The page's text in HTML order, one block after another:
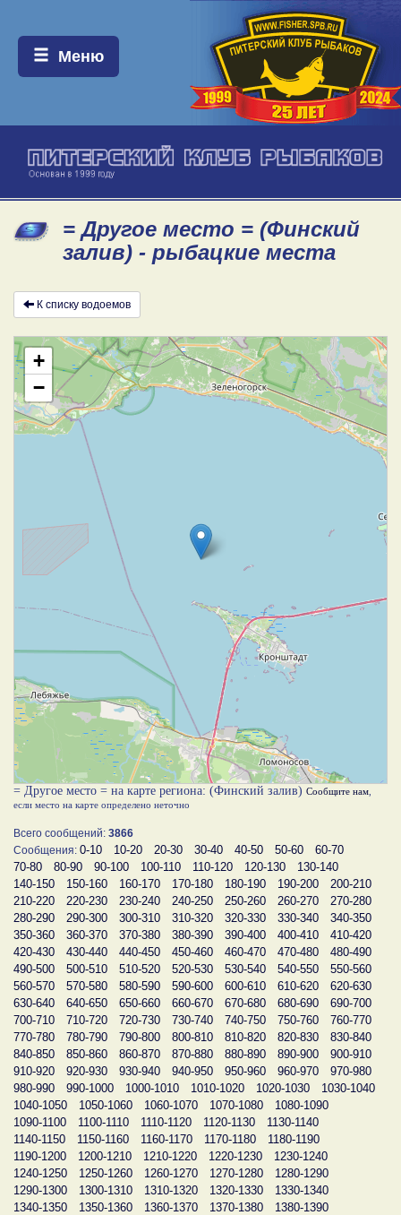
Меню:
Меню
= Другое место = (Финский
залив) - рыбацкие места
К списку водоемов
+
−
= Другое место = на карте региона: (Финский залив) Сообщите нам
если место на карте определено неточно
Всего сообщений: 3866
Сообщения: 0-10 10-20 20-30 30-40 40-50 50-60
60-70
70-80
80-90 90-100 100-110 110-120 120-130
130-140
140-150
150-160 160-170 170-180 180-190 190-200
200-210
210-220
220-230 230-240 240-250 250-260 260-270
270-280
280-290
290-300 300-310 310-320 320-330 330-340
340-350
350-360
360-370 370-380 380-390 390-400 400-410
410-420
420-430
430-440 440-450 450-460 460-470 470-480
480-490
490-500
500-510 510-520 520-530 530-540 540-550
550-560
560-570
570-580 580-590 590-600 600-610 610-620
620-630
630-640
640-650 650-660 660-670 670-680 680-690
690-700
700-710
710-720 720-730 730-740 740-750 750-760
760-770
770-780
780-790 790-800 800-810 810-820 820-830
830-840
840-850
850-860 860-870 870-880 880-890 890-900
900-910
910-920
920-930 930-940 940-950 950-960 960-970
970-980
980-990
990-1000 1000-1010 1010-1020 1020-1030
1030-1040
1040-1050
1050-1060 1060-1070 1070-1080
1080-1090
1090-1100
1100-1110 1110-1120 1120-1130
1130-1140
1140-1150
1150-1160 1160-1170 1170-1180
1180-1190
1190-1200
1200-1210 1210-1220 1220-1230
1230-1240
1240-1250
1250-1260 1260-1270 1270-1280
1280-1290
1290-1300
1300-1310 1310-1320 1320-1330
1330-1340
1340-1350
1350-1360 1360-1370 1370-1380
1380-1390